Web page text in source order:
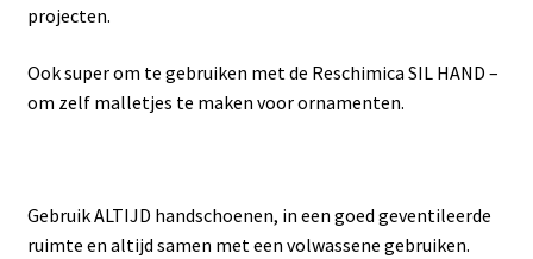
projecten.
Ook super om te gebruiken met de Reschimica SIL HAND –
om zelf malletjes te maken voor ornamenten.
Gebruik ALTIJD handschoenen, in een goed geventileerde
ruimte en altijd samen met een volwassene gebruiken.